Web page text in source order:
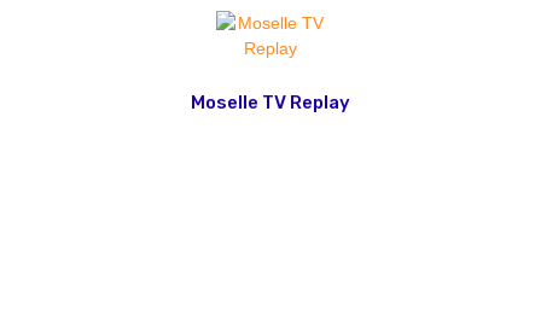
Moselle TV Replay